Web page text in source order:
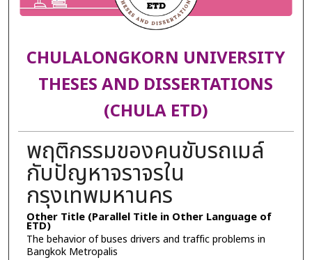
CHULALONGKORN UNIVERSITY
THESES AND DISSERTATIONS
(CHULA ETD)
พฤติกรรมของคนขับรถเมล์
กับปัญหาจราจรใน
กรุงเทพมหานคร
Other Title (Parallel Title in Other Language of
ETD)
The behavior of buses drivers and traffic problems in
Bangkok Metropalis